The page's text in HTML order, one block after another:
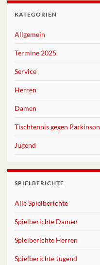
KATEGORIEN
Allgemein
Termine 2025
Service
Herren
Damen
Tischtennis gegen Parkinson
Jugend
SPIELBERICHTE
Alle Spielberichte
Spielberichte Damen
Spielberichte Herren
Spielberichte Jugend